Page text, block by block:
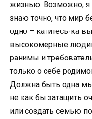
жизнью. Возможно, я
знаю точно, что мир
одно – катитесь-ка
высокомерные
ранимы и
только о себе
Должна быть одна
не как бы затащить
или создать семью